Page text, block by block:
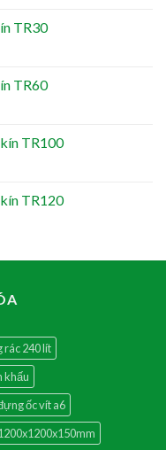
TR30
TR60
TR100
TR120
rác 240 lít
khấu
ốc vít a6